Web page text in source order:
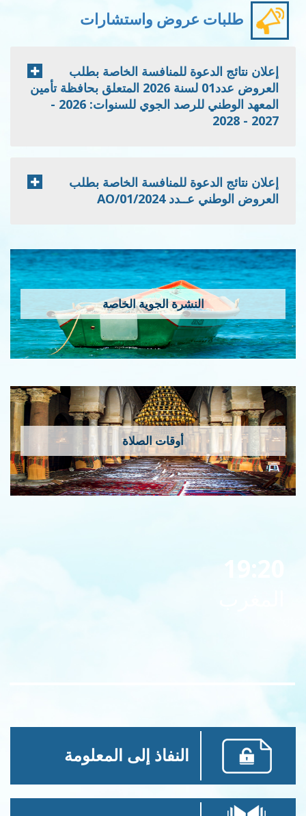
طلبات عروض واستشارات
إعلان نتائج الدعوة للمنافسة الخاصة بطلب
العروض عدد01 لسنة 2026 المتعلق بحافظة تأمين
المعهد الوطني للرصد الجوي للسنوات: 2026 -
2027 - 2028
إعلان نتائج الدعوة للمنافسة الخاصة بطلب
العروض الوطني عــدد 2024/AO/01
النشرة الجوية الخاصة
أوقات الصلاة
19:20
النفاذ إلى المعلومة